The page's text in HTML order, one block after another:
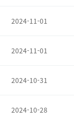
2024-11-01
2024-11-01
2024-10-31
2024-10-28